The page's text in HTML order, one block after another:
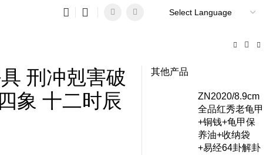
刑冲剋害破
象 十二时辰
其他产品
ZN2020/8.9cm
全品红秀老龟甲
+铜钱+龟甲保
养油+收纳袋
+易经64卦解卦